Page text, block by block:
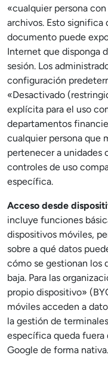
«cualquier persona
archivos. Esto significa
documento puede
Internet que disponga
sesión. Los
configuración
«Desactivado
explícita para el uso
departamentos
cualquier persona que
pertenecer a unidades
controles de uso
específica.
Acceso desde
incluye funciones
dispositivos móviles,
sobre a qué datos
cómo se gestionan los
baja. Para las
propio dispositivo»
móviles acceden a
la gestión de
específica queda
Google de forma nativa.